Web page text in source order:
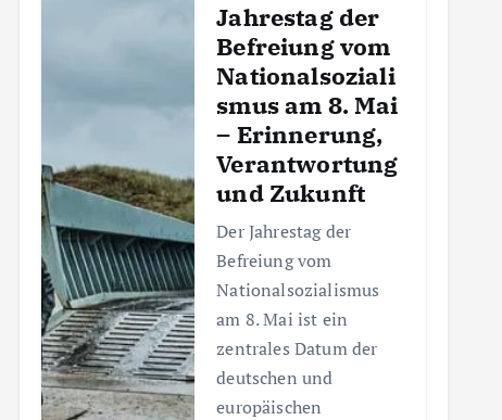
Jahrestag der
Befreiung vom
Nationalsoziali
smus am 8. Mai
– Erinnerung,
Verantwortung
und Zukunft
Der Jahrestag der
Befreiung vom
Nationalsozialismus
am 8. Mai ist ein
zentrales Datum der
deutschen und
europäischen